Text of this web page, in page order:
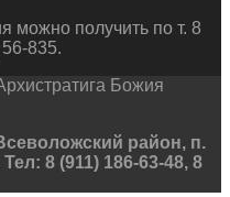
можно получить по т. 8
835.
Божия
район, п.
8 (911) 186-63-48, 8